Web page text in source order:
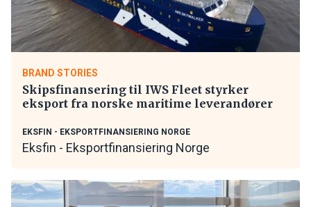
BRAND STORIES
Skipsfinansering til IWS Fleet styrker
eksport fra norske maritime leverandører
EKSFIN - EKSPORTFINANSIERING NORGE
Eksfin - Eksportfinansiering Norge